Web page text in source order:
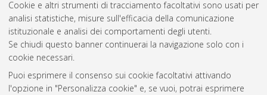
Cookie e altri strumenti di tracciamento facoltativi sono usati per
analisi statistiche, misure sull'efficacia della comunicazione
istituzionale e analisi dei comportamenti degli utenti.
Se chiudi questo banner continuerai la navigazione solo con i
cookie necessari.
Puoi esprimere il consenso sui cookie facoltativi attivando
l'opzione in "Personalizza cookie" e, se vuoi, potrai esprimere
Gestione del documento:
Atom
Rss 1.0